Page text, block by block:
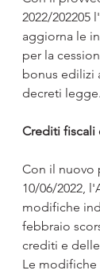
2022/202205
aggiorna le
per la
bonus edilizi
decreti legge.
Crediti fiscali
Con il nuovo
10/06/2022,
modifiche
febbraio
crediti e
Le modifiche